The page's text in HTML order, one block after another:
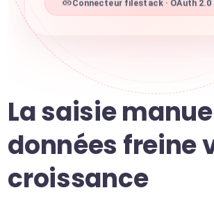
Connecteur filestack · OAuth 2.0
La saisie
données freine
croissance